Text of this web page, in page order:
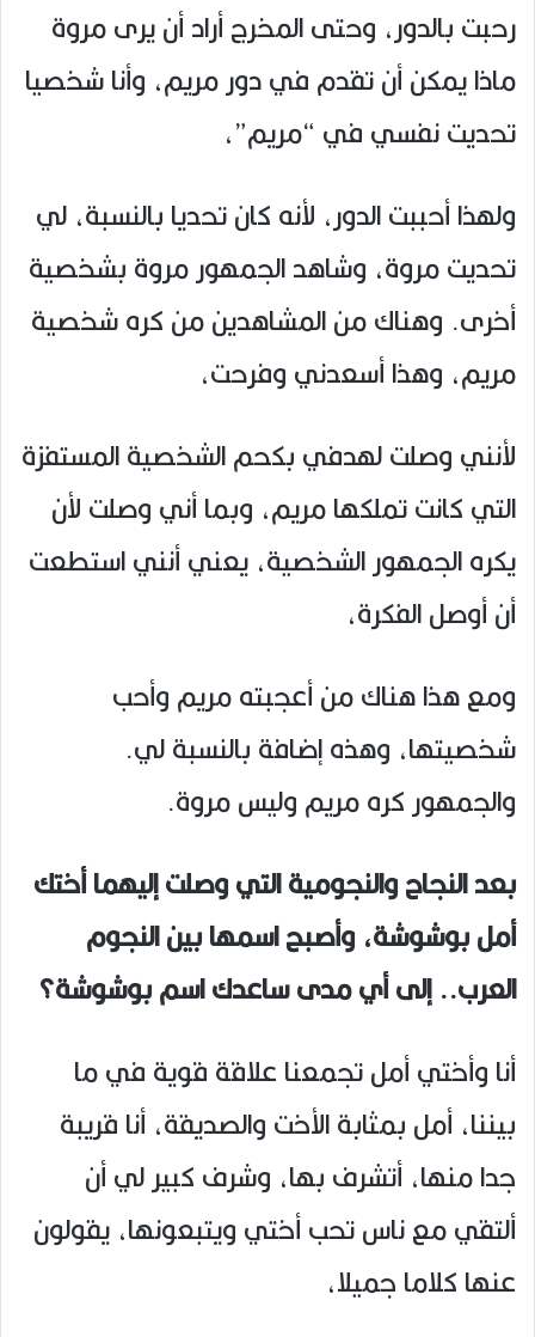
رحبت بالدور، وحتى المخرج أراد أن يرى مروة
ماذا يمكن أن تقدم في دور مريم، وأنا شخصيا
تحديت نفسي في “مريم”،
ولهذا أحببت الدور، لأنه كان تحديا بالنسبة، لي
تحديت مروة، وشاهد الجمهور مروة بشخصية
أخرى. وهناك من المشاهدين من كره شخصية
مريم، وهذا أسعدني وفرحت،
لأنني وصلت لهدفي بكحم الشخصية المستفزة
التي كانت تملكها مريم، وبما أني وصلت لأن
يكره الجمهور الشخصية، يعني أنني استطعت
أن أوصل الفكرة،
ومع هذا هناك من أعجبته مريم وأحب
شخصيتها، وهذه إضافة بالنسبة لي.
والجمهور كره مريم وليس مروة.
بعد النجاح والنجومية التي وصلت إليهما أختك
أمل بوشوشة، وأصبح اسمها بين النجوم
العرب.. إلى أي مدى ساعدك اسم بوشوشة؟
أنا وأختي أمل تجمعنا علاقة قوية في ما
بيننا، أمل بمثابة الأخت والصديقة، أنا قريبة
جدا منها، أتشرف بها، وشرف كبير لي أن
ألتقي مع ناس تحب أختي ويتبعونها، يقولون
عنها كلاما جميلا،